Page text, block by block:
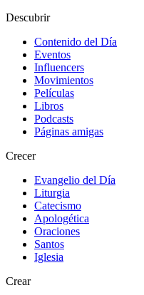
Descubrir
Contenido del Día
Eventos
Influencers
Movimientos
Películas
Libros
Podcasts
Páginas amigas
Crecer
Evangelio del Día
Liturgia
Catecismo
Apologética
Oraciones
Santos
Iglesia
Crear